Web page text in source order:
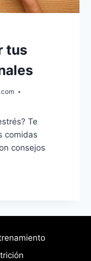
tus
Te
comidas
consejos